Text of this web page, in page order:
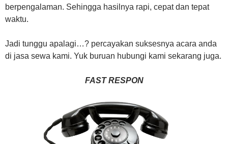
berpengalaman. Sehingga hasilnya rapi, cepat dan tepat
waktu.
Jadi tunggu apalagi…? percayakan suksesnya acara anda
di jasa sewa kami. Yuk buruan hubungi kami sekarang juga.
FAST RESPON